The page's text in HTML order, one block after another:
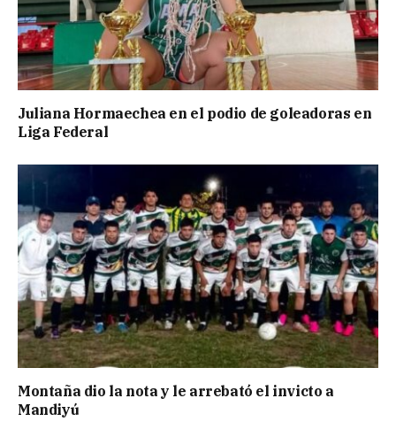
Juliana Hormaechea en el podio de goleadoras en
Liga Federal
Montaña dio la nota y le arrebató el invicto a
Mandiyú